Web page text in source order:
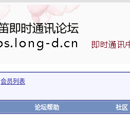
会员列表
论坛帮助 社区